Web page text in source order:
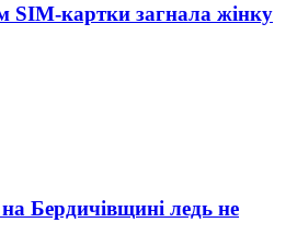
SIM-картки загнала жінку
Бердичівщині ледь не